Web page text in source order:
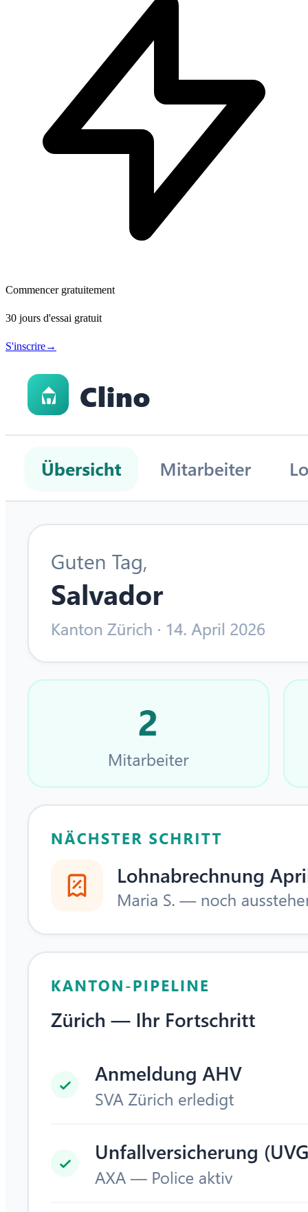
Commencer gratuitement
30 jours d'essai gratuit
S'inscrire→